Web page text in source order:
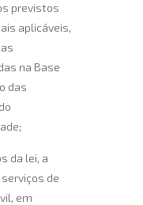
previstos
aplicáveis,
na Base
das
da lei, a
de
em